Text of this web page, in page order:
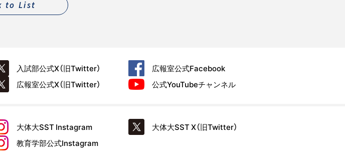
to List
入試部公式X（旧Twitter） 広報室公式Facebook
広報室公式X（旧Twitter） 公式YouTubeチャンネル
大体大SST Instagram 大体大SSTX（旧Twitter）
教育学部公式Instagram